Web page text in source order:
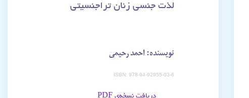
لذت جنسی زنان تراجنسیتی
نویسنده: احمد رحیمی
ISBN: 978-94-92955-03-6
دریافت نسخه‌ی PDF